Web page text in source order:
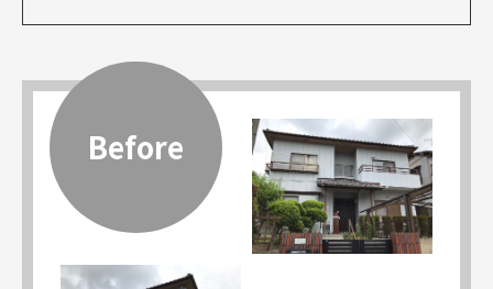
Before